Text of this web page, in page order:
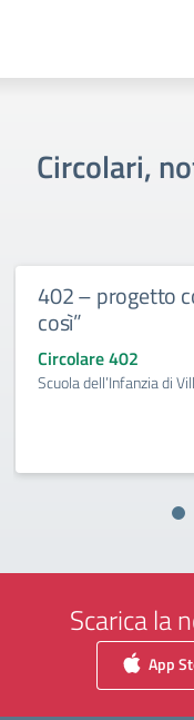
Circolari,
402 – progetto
così”
Circolare 402
Scuola dell’Infanzia di
Scarica la
App